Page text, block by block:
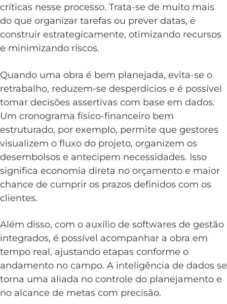
críticas nesse processo. Trata-se de muito mais
do que organizar tarefas ou prever datas, é
construir estrategicamente, otimizando recursos
e minimizando riscos.
Quando uma obra é bem planejada, evita-se o
retrabalho, reduzem-se desperdícios e é possível
tomar decisões assertivas com base em dados.
Um cronograma físico-financeiro bem
estruturado, por exemplo, permite que gestores
visualizem o fluxo do projeto, organizem os
desembolsos e antecipem necessidades. Isso
significa economia direta no orçamento e maior
chance de cumprir os prazos definidos com os
clientes.
Além disso, com o auxílio de softwares de gestão
integrados, é possível acompanhar a obra em
tempo real, ajustando etapas conforme o
andamento no campo. A inteligência de dados se
torna uma aliada no controle do planejamento e
no alcance de metas com precisão.